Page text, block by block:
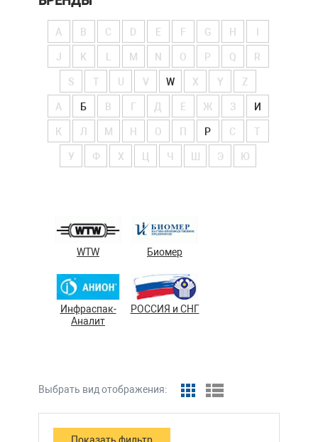
A B C D E F G H
J K M N O P Q R
S T V W X Y Z
А Б В Г Д Е Ж З И
К Л М Н О П Р С Т
У Ф Х Ч Э Ю
WTW Биомер
Инфраспак-
Аналит
РОССИЯ и СНГ
Выбрать вид отображения: